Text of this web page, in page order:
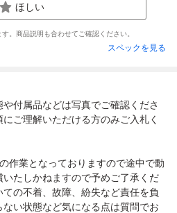
ほしい
。商品説明も合わせてご確認ください。
スペックを見る
付属品などは写真でご確認くださ
ご理解いただける方のみご入札く
作業となっておりますので途中で動
たしかねますので予めご了承くだ
の不着、故障、紛失など責任を負
い状態など気になる点は質問でお